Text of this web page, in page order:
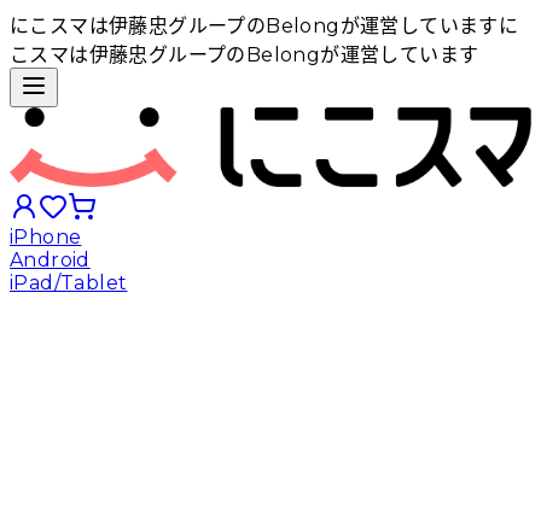
にこスマは伊藤忠グループのBelongが運営しています に
こスマは伊藤忠グループのBelongが運営しています
iPhone
Android
iPad/Tablet